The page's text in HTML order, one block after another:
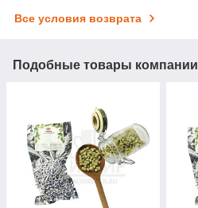
Все условия возврата
Подобные товары компании